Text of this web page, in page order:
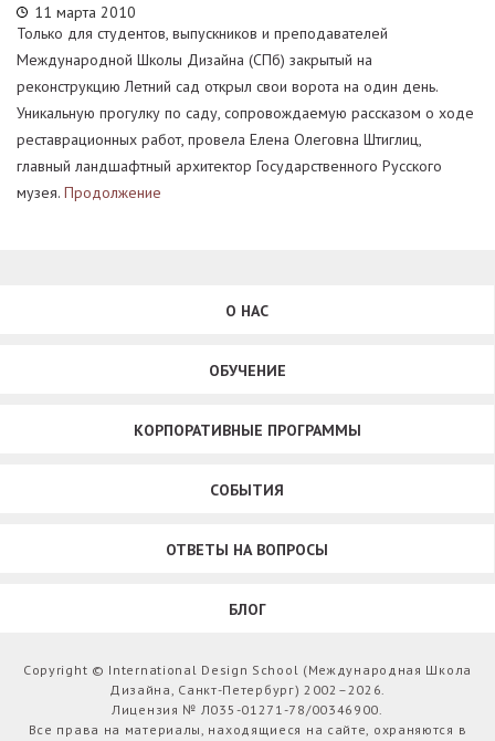
11 марта 2010
Только для студентов, выпускников и преподавателей
Международной Школы Дизайна (СПб) закрытый на
реконструкцию Летний сад открыл свои ворота на один день.
Уникальную прогулку по саду, сопровождаемую рассказом о ходе
реставрационных работ, провела Елена Олеговна Штиглиц,
главный ландшафтный архитектор Государственного Русского
музея. Продолжение
О НАС
ОБУЧЕНИЕ
КОРПОРАТИВНЫЕ ПРОГРАММЫ
СОБЫТИЯ
ОТВЕТЫ НА ВОПРОСЫ
БЛОГ
Copyright © International Design School (Международная Школа
Дизайна, Санкт-Петербург) 2002–2026.
Лицензия № Л035-01271-78/00346900.
Все права на материалы, находящиеся на сайте, охраняются в